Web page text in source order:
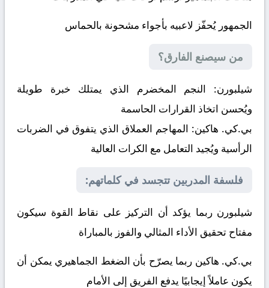
الجمهور يُحفّز لاعبيه بأجواء مشحونة بالحماس
من سيصنع الفارق؟
شيلبورن: النجم المخضرم الذي يمتلك خبرة طويلة
ويُحسن اتخاذ القرارات الحاسمة
بي.كي. هاكين: المهاجم العملاق الذي يتفوق في الضربات
الرأسية ويُجيد التعامل مع الكرات العالية
فلسفة المدربين تتجسد في كلماتهم:
شيلبورن ربما يؤكد أن التركيز على نقاط القوة سيكون
مفتاح تحقيق الأداء المثالي والفوز بالمباراة
بي.كي. هاكين ربما يصرّح بأن الضغط الجماهيري يمكن أن
يكون عاملاً إيجابيًا يدفع الفريق إلى الأمام